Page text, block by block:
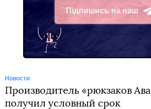
Підпишись на наш
Telegram
Новости
Производитель «рюкзаков
получил условный срок